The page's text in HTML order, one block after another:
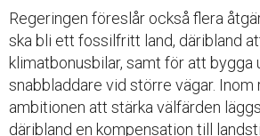
Regeringen föreslår också flera
ska bli ett fossilfritt land, däribland
klimatbonusbilar, samt för att bygga
snabbladdare vid större vägar. Inom
ambitionen att stärka välfärden
däribland en kompensation till